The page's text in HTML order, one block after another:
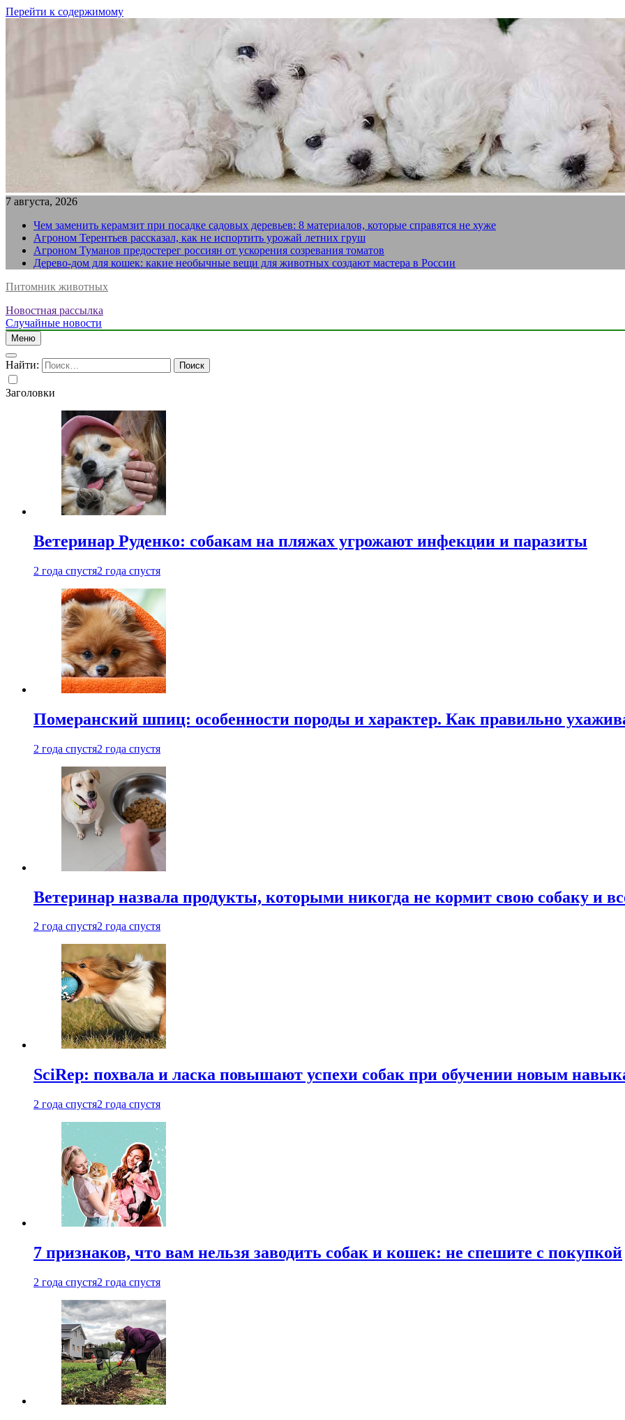
Перейти к содержимому
7 августа, 2026
Чем заменить керамзит при посадке садовых деревьев: 8 материалов, которые справятся не хуже
Агроном Терентьев рассказал, как не испортить урожай летних груш
Агроном Туманов предостерег россиян от ускорения созревания томатов
Дерево-дом для кошек: какие необычные вещи для животных создают мастера в России
Питомник животных
Новостная рассылка
Случайные новости
Меню
Найти:
Заголовки
Ветеринар Руденко: собакам на пляжах угрожают инфекции и паразиты
2 года спустя2 года спустя
Померанский шпиц: особенности породы и характер. Как правильно
2 года спустя2 года спустя
Ветеринар назвала продукты, которыми никогда не кормит свою собаку и
2 года спустя2 года спустя
SciRep: похвала и ласка повышают успехи собак при обучении новым
2 года спустя2 года спустя
7 признаков, что вам нельзя заводить собак и кошек: не спешите с покупкой
2 года спустя2 года спустя